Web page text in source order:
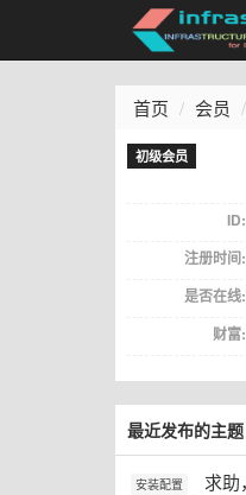
首页 会员
初级会员
ID:
注册时间:
是否在线:
财富:
最近发布的主题
安装配置 求助